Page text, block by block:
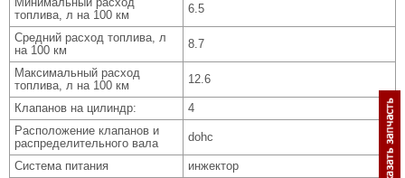
топлива, л на 100 км
6.5
Средний расход топлива, л
на 100 км
8.7
Максимальный расход
топлива, л на 100 км
12.6
Клапанов на цилиндр:
4
Расположение клапанов и
распределительного вала
dohc
Система питания
инжектор